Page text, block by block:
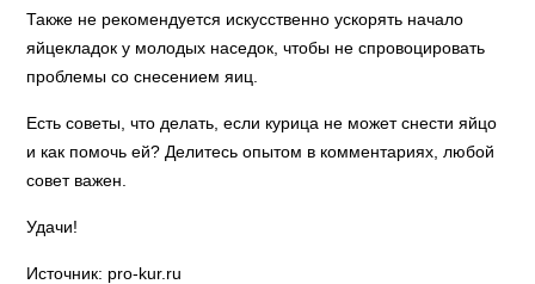
Также не рекомендуется искусственно ускорять начало
яйцекладок у молодых наседок, чтобы не спровоцировать
проблемы со снесением яиц.
Есть советы, что делать, если курица не может снести яйцо
и как помочь ей? Делитесь опытом в комментариях, любой
совет важен.
Удачи!
Источник: pro-kur.ru